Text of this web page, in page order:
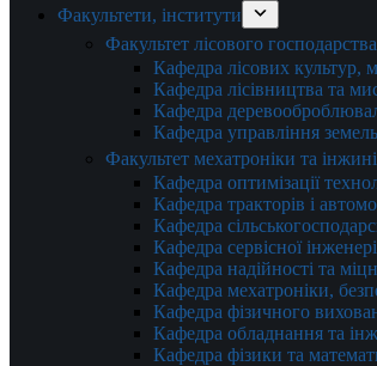
Факультети, інститути
Факультет лісового
Кафедра лісових культур,
Кафедра лісівництва та
Кафедра
Кафедра управління
Факультет мехатроніки та
Кафедра оптимізації
Кафедра тракторів і
Кафедра
Кафедра cервісної
Кафедра надійності та
Кафедра мехатроніки,
Кафедра фізичного
Кафедра обладнання та
Кафедра фізики та